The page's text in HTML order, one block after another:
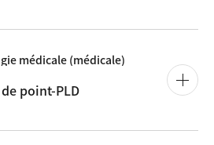
médicale (médicale)
point-PLD